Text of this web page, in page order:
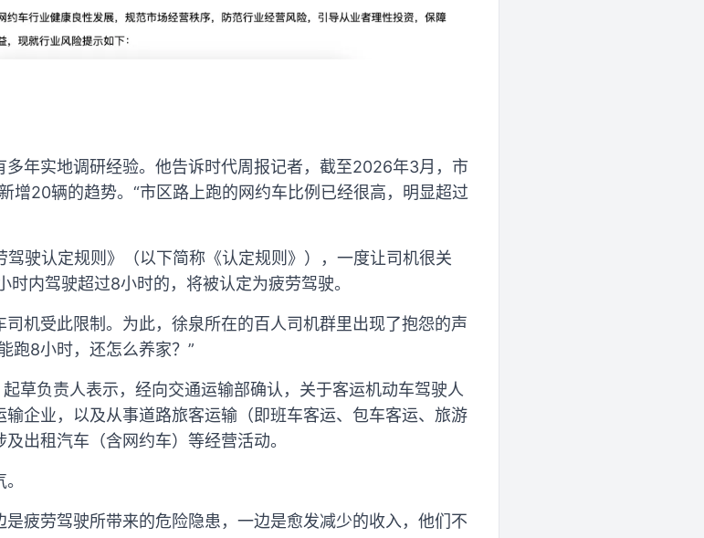
年实地调研经验。他告诉时代周报记者，截至2026年3月，市
增20辆的趋势。“市区路上跑的网约车比例已经很高，明显超过
驶认定规则》（以下简称《认定规则》），一度让司机很关
内驾驶超过8小时的，将被认定为疲劳驾驶。
机受此限制。为此，徐泉所在的百人司机群里出现了抱怨的声
跑8小时，还怎么养家？”
草负责人表示，经向交通运输部确认，关于客运机动车驾驶人
企业，以及从事道路旅客运输（即班车客运、包车客运、旅游
出租汽车（含网约车）等经营活动。
疲劳驾驶所带来的危险隐患，一边是愈发减少的收入，他们不